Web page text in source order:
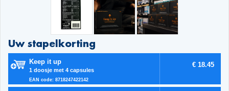
Uw stapelkorting
Keep it up
1 doosje met 4 capsules
EAN code: 8718247422142
€ 18.45